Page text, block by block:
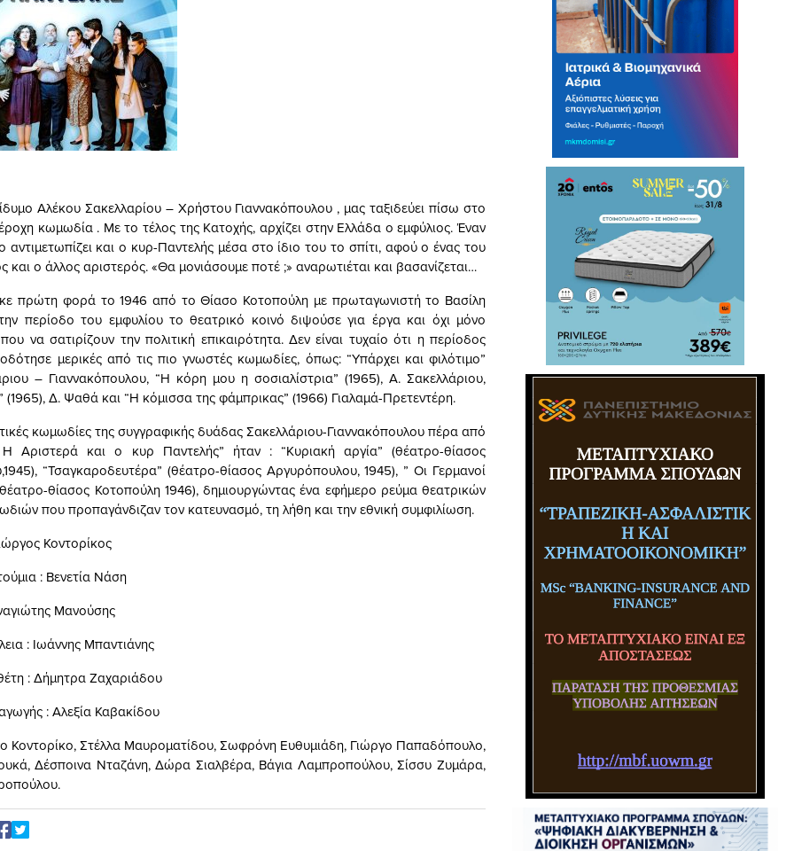
Αλέκου Σακελλαρίου – Χρήστου Γιαννακόπουλου , μας ταξιδεύει πίσω στο
κωμωδία . Με το τέλος της Kατοχής, αρχίζει στην Ελλάδα ο εμφύλιος. Έναν
αντιμετωπίζει και ο κυρ-Παντελής μέσα στο ίδιο του το σπίτι, αφού ο ένας του
και ο άλλος αριστερός. «Θα μονιάσουμε ποτέ ;» αναρωτιέται και βασανίζεται…
πρώτη φορά το 1946 από το Θίασο Κοτοπούλη με πρωταγωνιστή το Βασίλη
περίοδο του εμφυλίου το θεατρικό κοινό διψούσε για έργα και όχι μόνο
να σατιρίζουν την πολιτική επικαιρότητα. Δεν είναι τυχαίο ότι η περίοδος
μερικές από τις πιο γνωστές κωμωδίες, όπως: “Υπάρχει και φιλότιμο”
– Γιαννακόπουλου, “Η κόρη μου η σοσιαλίστρια” (1965), Α. Σακελλάριου,
(1965), Δ. Ψαθά και “Η κόμισσα της φάμπρικας” (1966) Γιαλαμά-Πρετεντέρη.
κωμωδίες της συγγραφικής δυάδας Σακελλάριου-Γιαννακόπουλου πέρα από
Αριστερά και ο κυρ Παντελής” ήταν : “Κυριακή αργία” (θέατρο-θίασος
“Τσαγκαροδευτέρα” (θέατρο-θίασος Αργυρόπουλου, 1945), ” Οι Γερμανοί
θίασος Κοτοπούλη 1946), δημιουργώντας ένα εφήμερο ρεύμα θεατρικών
που προπαγάνδιζαν τον κατευνασμό, τη λήθη και την εθνική συμφιλίωση.
Κοντορίκος
: Βενετία Νάση
Μανούσης
: Ιωάννης Μπαντιάνης
: Δήμητρα Ζαχαριάδου
: Αλεξία Καβακίδου
Κοντορίκο, Στέλλα Μαυροματίδου, Σωφρόνη Ευθυμιάδη, Γιώργο Παπαδόπουλο,
Δέσποινα Νταζάνη, Δώρα Σιαλβέρα, Βάγια Λαμπροπούλου, Σίσσυ Ζυμάρα,